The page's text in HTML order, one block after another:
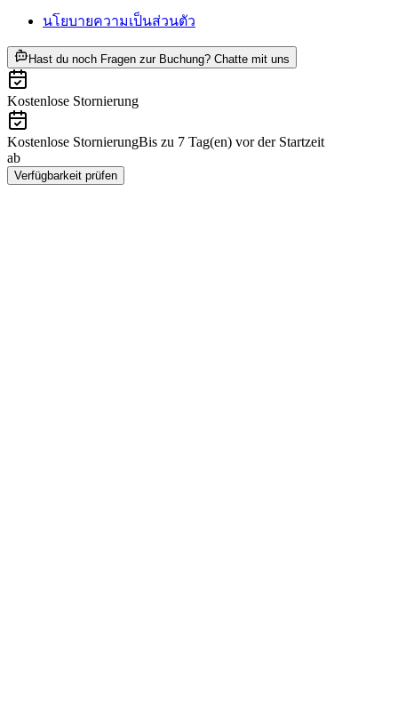
นโยบายความเป็นส่วนตัว
Hast du noch Fragen zur Buchung? Chatte mit uns
Kostenlose Stornierung
Kostenlose StornierungBis zu 7 Tag(en) vor der Startzeit
ab
Verfügbarkeit prüfen